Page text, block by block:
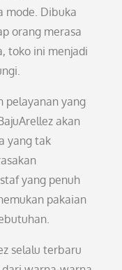
mode. Dibuka
orang merasa
toko ini menjadi
pelayanan yang
akan
yang tak
yang penuh
pakaian
selalu terbaru